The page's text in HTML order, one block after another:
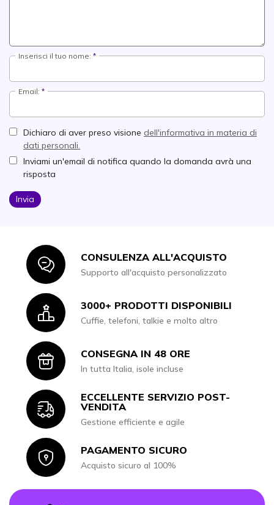
Inserisci il tuo nome:
Email:
Dichiaro di aver preso visione dell'informativa in materia di
dati personali.
Inviami un'email di notifica quando la domanda avrà una
risposta
Invia
IconCONSULENZA ALL'ACQUISTO
Supporto all'acquisto personalizzato
Icon3000+ PRODOTTI DISPONIBILI
Cuffie, telefoni, talkie e molto altro
IconCONSEGNA IN 48 ORE
In tutta Italia, isole incluse
Icon
ECCELLENTE SERVIZIO POST-
VENDITA
Gestione efficiente e agile
IconPAGAMENTO SICURO
Acquisto sicuro al 100%